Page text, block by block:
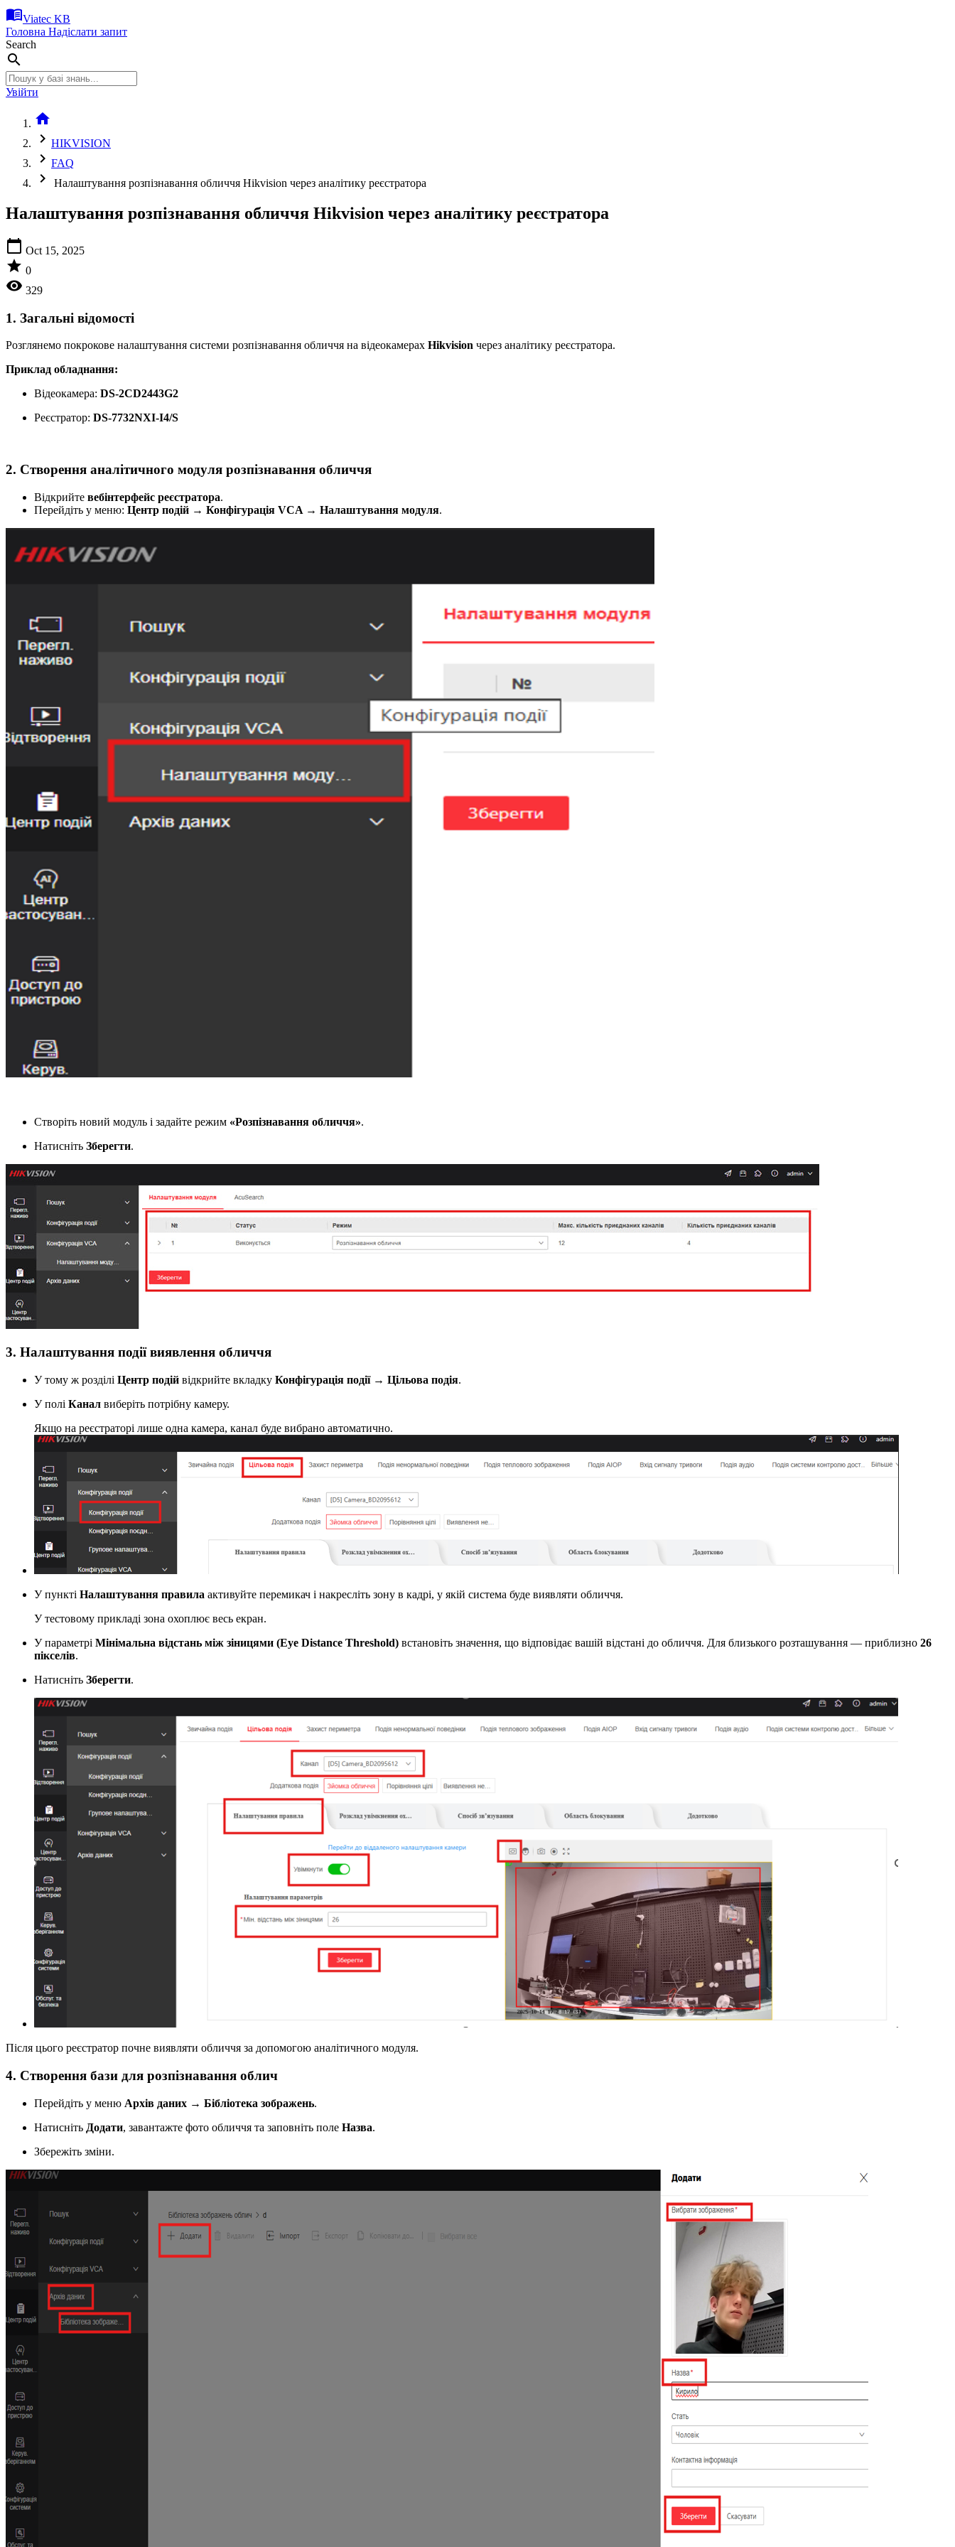
menu_bookViatec KB
Головна Надіслати запит
Search
search
Увійти
home
chevron_right HIKVISION
chevron_right FAQ
chevron_right Налаштування розпізнавання обличчя Hikvision через аналітику реєстратора
Налаштування розпізнавання обличчя Hikvision через аналітику реєстратора
calendar_today Oct 15, 2025
star 0
visibility 329
1. Загальні відомості
Розглянемо покрокове налаштування системи розпізнавання обличчя на відеокамерах Hikvision через аналітику реєстратора.
Приклад обладнання:
Відеокамера: DS-2CD2443G2
Реєстратор: DS-7732NXI-I4/S
2. Створення аналітичного модуля розпізнавання обличчя
Відкрийте вебінтерфейс реєстратора.
Перейдіть у меню: Центр подій → Конфігурація VCA → Налаштування модуля.
Створіть новий модуль і задайте режим «Розпізнавання обличчя».
Натисніть Зберегти.
3. Налаштування події виявлення обличчя
У тому ж розділі Центр подій відкрийте вкладку Конфігурація події → Цільова подія.
У полі Канал виберіть потрібну камеру.
Якщо на реєстраторі лише одна камера, канал буде вибрано автоматично.
У пункті Налаштування правила активуйте перемикач і накресліть зону в кадрі, у якій система буде виявляти обличчя.
У тестовому прикладі зона охоплює весь екран.
У параметрі Мінімальна відстань між зіницями (Eye Distance Threshold) встановіть значення, що відповідає вашій відстані до обличчя. Для близького розташування — приблизно 26
пікселів.
Натисніть Зберегти.
Після цього реєстратор почне виявляти обличчя за допомогою аналітичного модуля.
4. Створення бази для розпізнавання облич
Перейдіть у меню Архів даних → Бібліотека зображень.
Натисніть Додати, завантажте фото обличчя та заповніть поле Назва.
Збережіть зміни.